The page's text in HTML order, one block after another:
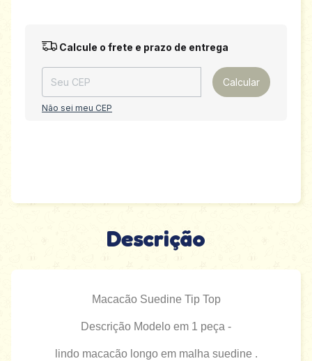
Entregas para o CEP: Alterar CEP
Calcule o frete e prazo de entrega
Calcular
Não sei meu CEP
Descrição
Macacão Suedine Tip Top
Descrição Modelo em 1 peça -
lindo macacão longo em malha suedine .